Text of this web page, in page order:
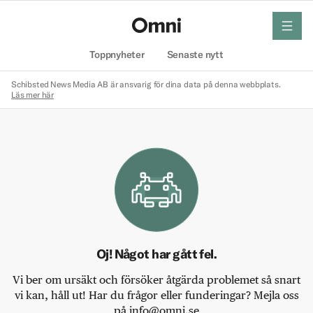
Toppnyheter Senaste nytt
meny
Schibsted News Media AB är ansvarig för dina data på denna webbplats.
Läs mer här
Oj! Något har gått fel.
Vi ber om ursäkt och försöker åtgärda problemet så snart
vi kan, håll ut! Har du frågor eller funderingar? Mejla oss